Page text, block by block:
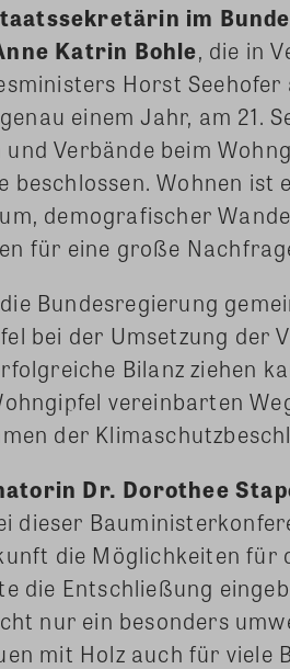
im
Katrin Bohle, die in
Horst Seehofer
einem Jahr, am 21.
Verbände beim
beschlossen. Wohnen ist
demografischer
für eine große
Bundesregierung
bei der Umsetzung der
Bilanz ziehen
vereinbarten
der
Dr. Dorothee
dieser
die Möglichkeiten für
die Entschließung
nur ein besonders
mit Holz auch für viele